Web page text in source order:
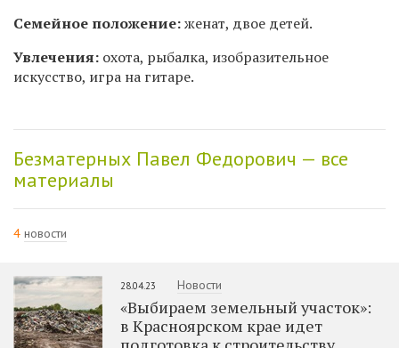
Семейное положение:женат, двое детей.
Увлечения: охота, рыбалка, изобразительное
искусство, игра на гитаре.
Безматерных Павел Федорович — все
материалы
4 новости
28.04.23 Новости
«Выбираем земельный участок»:
в Красноярском крае идет